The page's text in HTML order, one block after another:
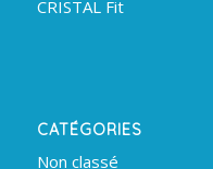
CRISTAL Fit
CATÉGORIES
Non classé